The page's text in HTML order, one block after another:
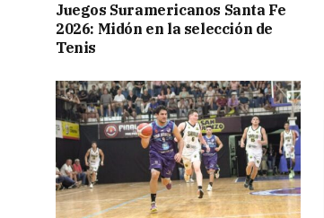
Juegos Suramericanos Santa Fe
2026: Midón en la selección de
Tenis